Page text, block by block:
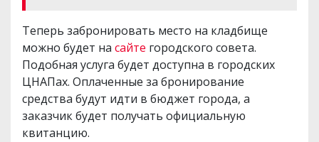
Теперь забронировать место на кладбище
можно будет на сайте городского совета.
Подобная услуга будет доступна в городских
ЦНАПах. Оплаченные за бронирование
средства будут идти в бюджет города, а
заказчик будет получать официальную
квитанцию.